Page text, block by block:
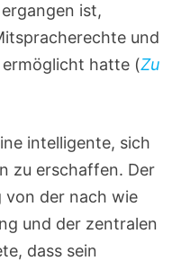
ist,
und
hatte (Zu
intelligente, sich
zu erschaffen. Der
von der nach wie
und der zentralen
dass sein